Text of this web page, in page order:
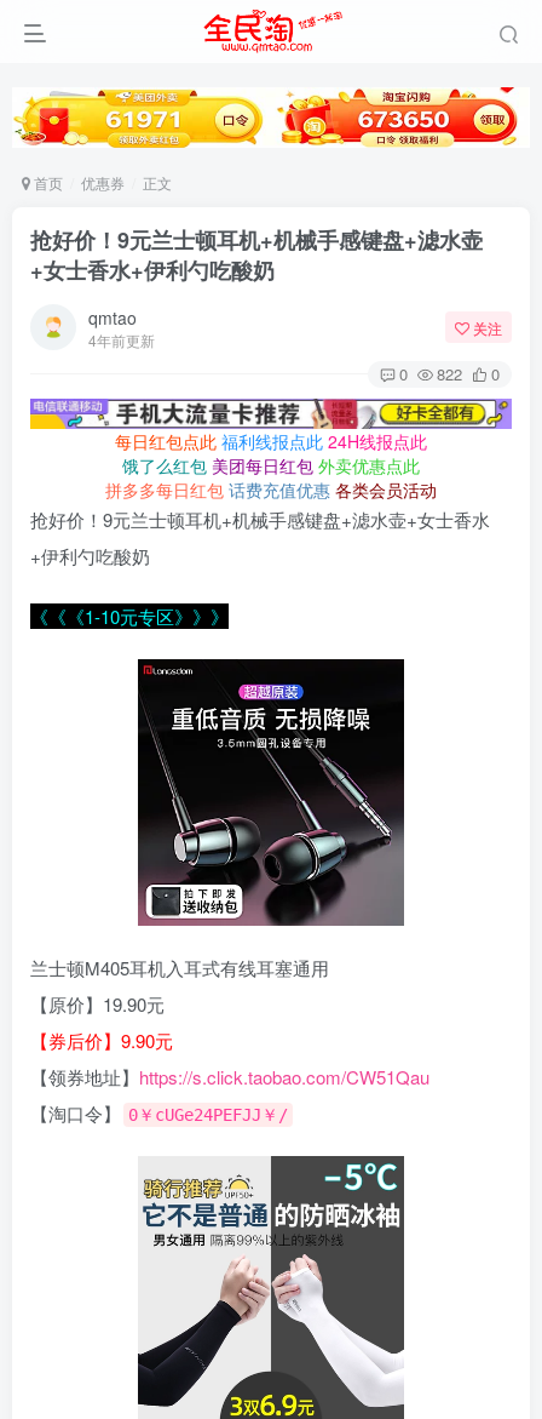
首页 优惠券 正文
抢好价！9元兰士顿耳机+机械手感键盘+滤水壶
+女士香水+伊利勺吃酸奶
qmtao
4年前更新
关注
0 822 0
每日红包点此 福利线报点此 24H线报点此
饿了么红包 美团每日红包 外卖优惠点此
拼多多每日红包 话费充值优惠 各类会员活动
抢好价！9元兰士顿耳机+机械手感键盘+滤水壶+女士香水
+伊利勺吃酸奶
《《《1-10元专区》》》
兰士顿M405耳机入耳式有线耳塞通用
【原价】19.90元
【券后价】9.90元
【领券地址】 https://s.click.taobao.com/CW51Qau
【淘口令】
0￥cUGe24PEFJJ￥/